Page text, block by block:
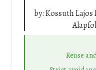
by:Kossuth Lajos
Reuse